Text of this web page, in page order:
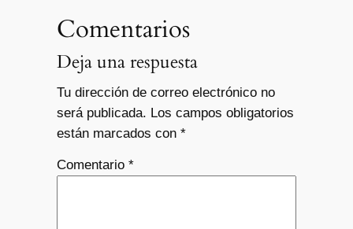
Comentarios
Deja una respuesta
Tu dirección de correo electrónico no
será publicada. Los campos obligatorios
están marcados con *
Comentario *